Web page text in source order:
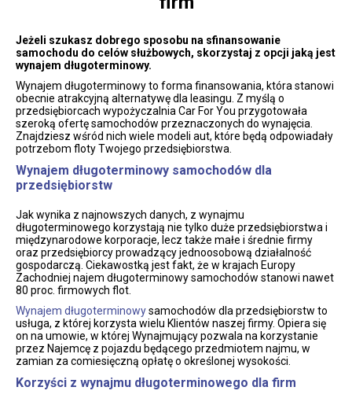
Jeżeli szukasz dobrego sposobu na sfinansowanie
samochodu do celów służbowych, skorzystaj z opcji jaką jest
wynajem długoterminowy.
Wynajem długoterminowy to forma finansowania, która stanowi
obecnie atrakcyjną alternatywę dla leasingu. Z myślą o
przedsiębiorcach wypożyczalnia Car For You przygotowała
szeroką ofertę samochodów przeznaczonych do wynajęcia.
Znajdziesz wśród nich wiele modeli aut, które będą odpowiadały
potrzebom floty Twojego przedsiębiorstwa.
Wynajem długoterminowy samochodów dla
przedsiębiorstw
Jak wynika z najnowszych danych, z wynajmu
długoterminowego korzystają nie tylko duże przedsiębiorstwa i
międzynarodowe korporacje, lecz także małe i średnie firmy
oraz przedsiębiorcy prowadzący jednoosobową działalność
gospodarczą. Ciekawostką jest fakt, że w krajach Europy
Zachodniej najem długoterminowy samochodów stanowi nawet
80 proc. firmowych flot.
Wynajem długoterminowysamochodów dla przedsiębiorstw to
usługa, z której korzysta wielu Klientów naszej firmy. Opiera się
on na umowie, w której Wynajmujący pozwala na korzystanie
przez Najemcę z pojazdu będącego przedmiotem najmu, w
zamian za comiesięczną opłatę o określonej wysokości.
Korzyści z wynajmu długoterminowego dla firm